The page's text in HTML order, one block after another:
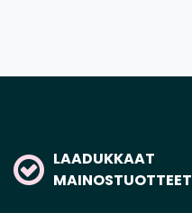
LAADUKKAAT
MAINOSTUOTTEET